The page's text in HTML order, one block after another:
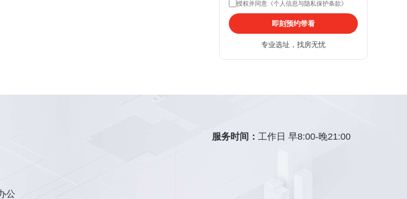
授权并同意《个人信息与隐私保护条款》
即刻预约带看
专业选址，找房无忧
公
服务时间：工作日 早8:00-晚21:00